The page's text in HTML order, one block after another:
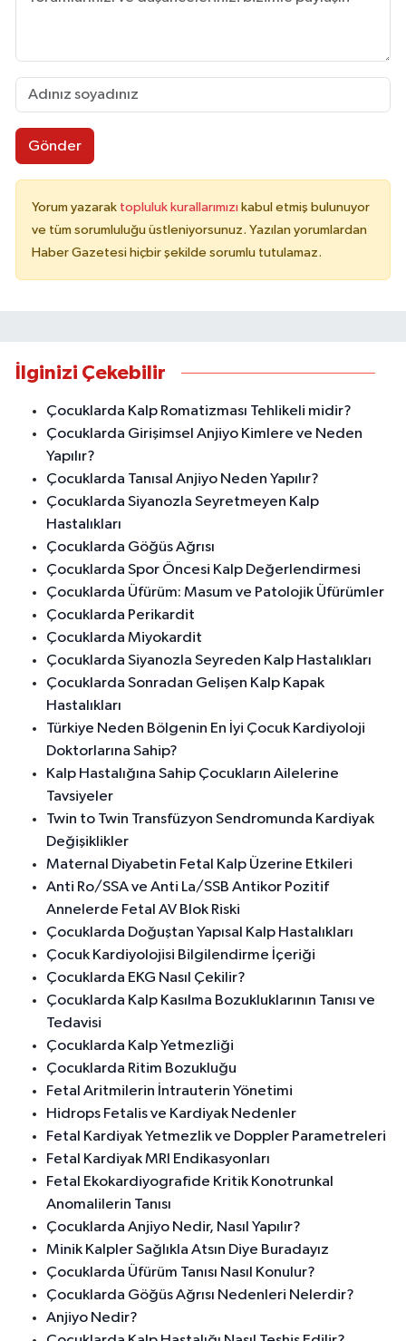
Gönder
Yorum yazarak topluluk kurallarımızı kabul etmiş bulunuyor
ve tüm sorumluluğu üstleniyorsunuz. Yazılan yorumlardan
Haber Gazetesi hiçbir şekilde sorumlu tutulamaz.
İlginizi Çekebilir
Çocuklarda Kalp Romatizması Tehlikeli midir?
Çocuklarda Girişimsel Anjiyo Kimlere ve Neden
Yapılır?
Çocuklarda Tanısal Anjiyo Neden Yapılır?
Çocuklarda Siyanozla Seyretmeyen Kalp
Hastalıkları
Çocuklarda Göğüs Ağrısı
Çocuklarda Spor Öncesi Kalp Değerlendirmesi
Çocuklarda Üfürüm: Masum ve Patolojik Üfürümler
Çocuklarda Perikardit
Çocuklarda Miyokardit
Çocuklarda Siyanozla Seyreden Kalp Hastalıkları
Çocuklarda Sonradan Gelişen Kalp Kapak
Hastalıkları
Türkiye Neden Bölgenin En İyi Çocuk Kardiyoloji
Doktorlarına Sahip?
Kalp Hastalığına Sahip Çocukların Ailelerine
Tavsiyeler
Twin to Twin Transfüzyon Sendromunda Kardiyak
Değişiklikler
Maternal Diyabetin Fetal Kalp Üzerine Etkileri
Anti Ro/SSA ve Anti La/SSB Antikor Pozitif
Annelerde Fetal AV Blok Riski
Çocuklarda Doğuştan Yapısal Kalp Hastalıkları
Çocuk Kardiyolojisi Bilgilendirme İçeriği
Çocuklarda EKG Nasıl Çekilir?
Çocuklarda Kalp Kasılma Bozukluklarının Tanısı ve
Tedavisi
Çocuklarda Kalp Yetmezliği
Çocuklarda Ritim Bozukluğu
Fetal Aritmilerin İntrauterin Yönetimi
Hidrops Fetalis ve Kardiyak Nedenler
Fetal Kardiyak Yetmezlik ve Doppler Parametreleri
Fetal Kardiyak MRI Endikasyonları
Fetal Ekokardiyografide Kritik Konotrunkal
Anomalilerin Tanısı
Çocuklarda Anjiyo Nedir, Nasıl Yapılır?
Minik Kalpler Sağlıkla Atsın Diye Buradayız
Çocuklarda Üfürüm Tanısı Nasıl Konulur?
Çocuklarda Göğüs Ağrısı Nedenleri Nelerdir?
Anjiyo Nedir?